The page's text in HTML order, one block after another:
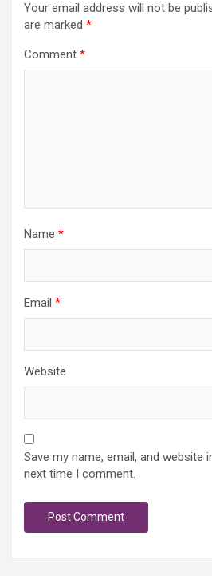
Your email address will not be
are marked *
Comment *
Name *
Email *
Website
Save my name, email, and website
next time I comment.